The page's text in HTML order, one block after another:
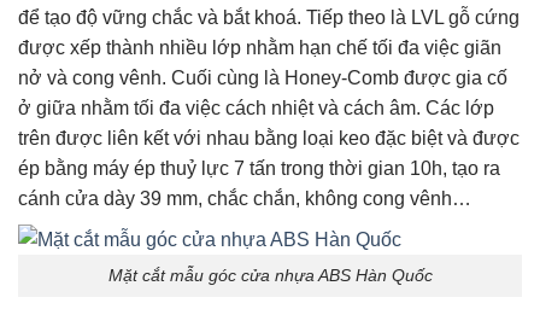
để tạo độ vững chắc và bắt khoá. Tiếp theo là LVL gỗ cứng
được xếp thành nhiều lớp nhằm hạn chế tối đa việc giãn
nở và cong vênh. Cuối cùng là Honey-Comb được gia cố
ở giữa nhằm tối đa việc cách nhiệt và cách âm. Các lớp
trên được liên kết với nhau bằng loại keo đặc biệt và được
ép bằng máy ép thuỷ lực 7 tấn trong thời gian 10h, tạo ra
cánh cửa dày 39 mm, chắc chắn, không cong vênh…
Mặt cắt mẫu góc cửa nhựa ABS Hàn Quốc